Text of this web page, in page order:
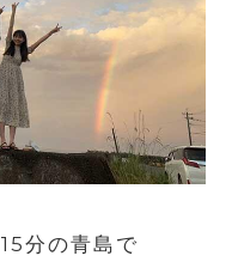
15分の青島で